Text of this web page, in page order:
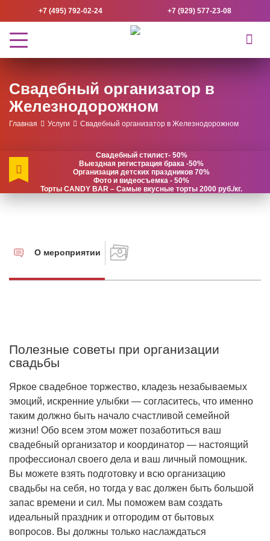
+7 (495) 792-02-24 +7 (929) 577-23-08
Свадебный организатор в
Железнодорожном
Главная Услуги Свадебный организатор в Железнодорожном
Свадебный стилист- 50%
Выездная регистрация брака -50%
Организация детских праздников 70%
Фото и видеосъемка - 50%
Торты CANDY BAR – Самые вкусные торты 2000 руб./кг.
О мероприятии
Полезные советы при организации
свадьбы
Яркое свадебное торжество, кладезь незабываемых
эмоций, искренние улыбки — согласитесь, что именно
таким должно быть начало счастливой семейной
жизни! Обо всем этом может позаботиться ваш
свадебный организатор и координатор — настоящий
профессионал своего дела и ваш личный помощник.
Вы можете взять подготовку и всю организацию
свадьбы на себя, но тогда у вас должен быть большой
запас времени и сил. Мы поможем вам создать
идеальный праздник и отгородим от бытовых
вопросов. Вы должны только наслаждаться